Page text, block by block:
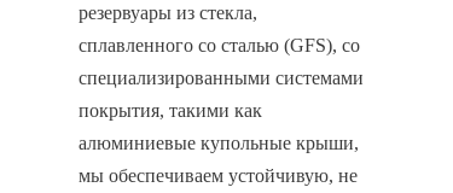
резервуары из стекла,
сплавленного со сталью (GFS), со
специализированными системами
покрытия, такими как
алюминиевые купольные крыши,
мы обеспечиваем устойчивую, не